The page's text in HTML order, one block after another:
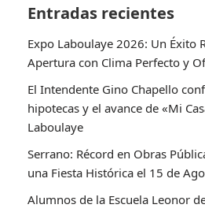
Entradas recientes
Expo Laboulaye 2026: Un Éxito
Apertura con Clima Perfecto y
El Intendente Gino Chapello
hipotecas y el avance de «Mi
Laboulaye
Serrano: Récord en Obras
una Fiesta Histórica el 15 de
Alumnos de la Escuela Leonor